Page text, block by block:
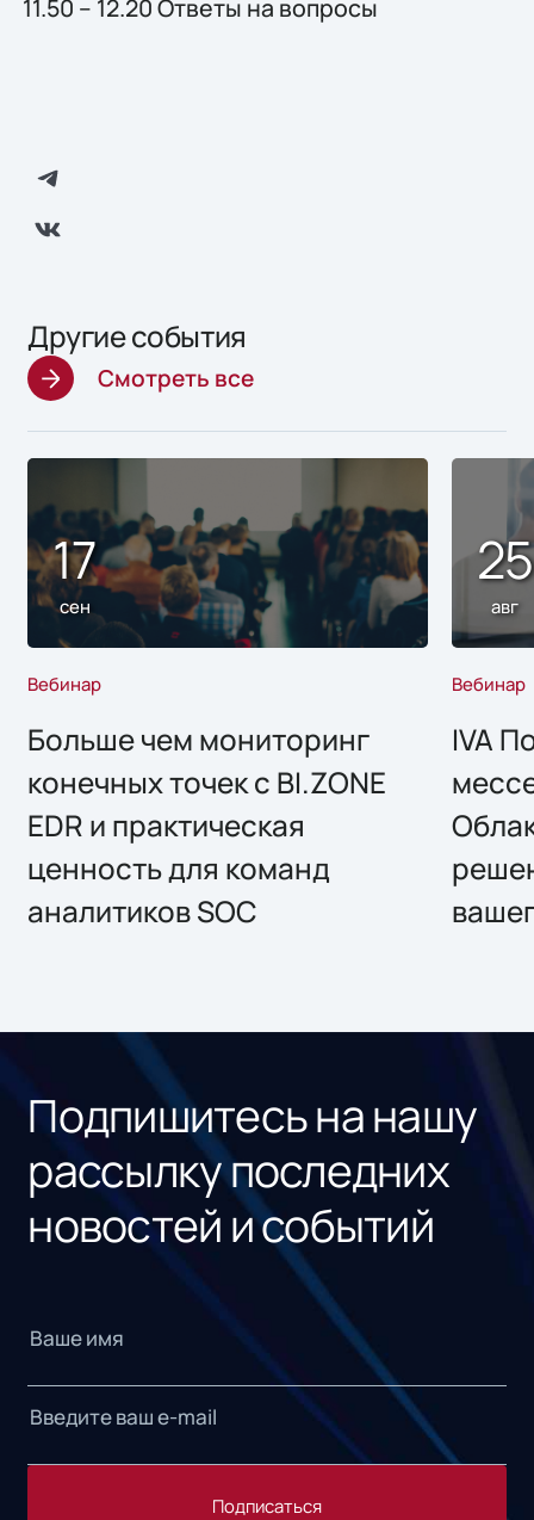
11.50 – 12.20 Ответы на вопросы
Другие события
Смотреть все
17
сен
Вебинар
Больше чем мониторинг
конечных точек с BI.ZONE
EDR и практическая
ценность для команд
аналитиков SOC
25
авг
Вебинар
IVA
Подпишитесь на нашу
рассылку последних
новостей и событий
Подписаться